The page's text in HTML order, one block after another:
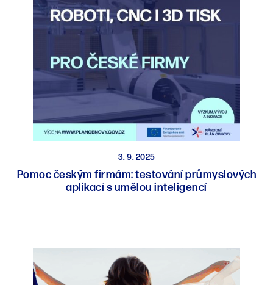
3. 9. 2025
Pomoc českým firmám: testování průmyslových
aplikací s umělou inteligencí